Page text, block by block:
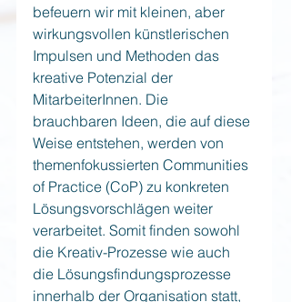
befeuern wir mit kleinen, aber
wirkungsvollen künstlerischen
Impulsen und Methoden das
kreative Potenzial der
MitarbeiterInnen. Die
brauchbaren Ideen, die auf diese
Weise entstehen, werden von
themenfokussierten Communities
of Practice (CoP) zu konkreten
Lösungsvorschlägen weiter
verarbeitet. Somit finden sowohl
die Kreativ-Prozesse wie auch
die Lösungsfindungsprozesse
innerhalb der Organisation statt,